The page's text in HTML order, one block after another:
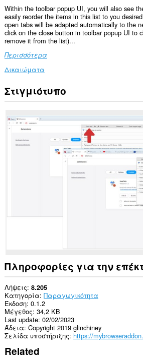
Within the toolbar popup UI, you will also see
easily reorder the items in this list to you
open tabs will be adapted automatically to the
click on the close button in toolbar popup UI to
remove it from the list)...
Περισσότερα
Δικαιώματα
Αυτή
η
μπορεί
να
έχει
πρόσβαση
στις
Στιγμιότυπο
Πληροφορίες για την
Λήψεις 8.205
Κατηγορία Παραγωγικότητα
Έκδοση 0.1.2
Μέγεθος 34,2 KB
Last update 02/02/2023
Άδεια Copyright 2019 glinchiney
Σελίδα υποστήριξης https://
Related